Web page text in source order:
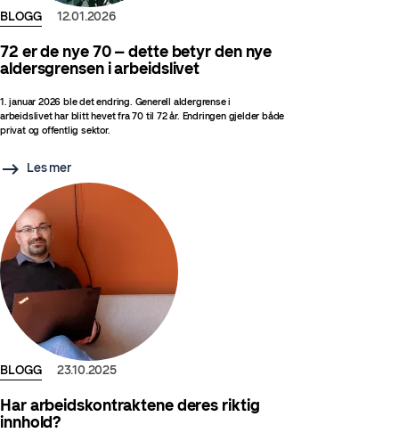
BLOGG 12.01.2026
72 er de nye 70 – dette betyr den nye
aldersgrensen i arbeidslivet
1. januar 2026 ble det endring. Generell aldergrense i
arbeidslivet har blitt hevet fra 70 til 72 år. Endringen gjelder både
privat og offentlig sektor.
Les mer
BLOGG 23.10.2025
Har arbeidskontraktene deres riktig
innhold?